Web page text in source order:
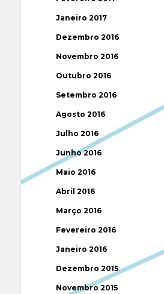
Janeiro 2017
Dezembro 2016
Novembro 2016
Outubro 2016
Setembro 2016
Agosto 2016
Julho 2016
Junho 2016
Maio 2016
Abril 2016
Março 2016
Fevereiro 2016
Janeiro 2016
Dezembro 2015
Novembro 2015